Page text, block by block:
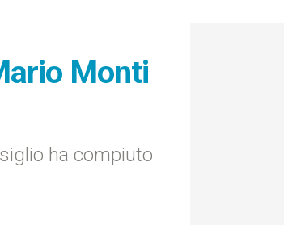
Monti
ha compiuto